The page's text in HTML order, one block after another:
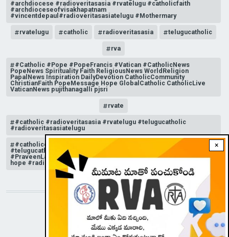
×
#archdiocese #radioveritasasia #rvatelugu #catholicfaith
#archdioceseofvisakhapatnam
#vincentdepaul#radioveritasasiatelugu #Mothermary
rvatelugu catholic radioveritasasia telugucatholic
rva
#Catholic #Pope #PopeFrancis #Vatican #CatholicNews
PopeNews Spirituality Faith ReligiousNews WorldReligion
PapalNews Inspiration DailyDevotion CatholicCommunity
ChristianFaith PopeMessage Hope GlobalCatholic CatholicLive
VaticanNews pujithanagalli pjsri
rvate
#catholic #radioveritasasia #rvatelugu #telugucatholic
#radioveritasasiatelugu
#catholicchurchnews #catholictelugu #telugucatholic
#telugucatholicchurch #radioveritasasia #rvatelugu
#PraveenLakkisetti #reflection #advent #christmas #messageof
hope #radioveritas #rvatelugu #viral #insta
STAY CONNECTED WITH US!